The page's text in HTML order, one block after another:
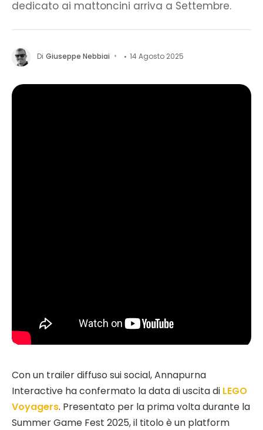
dedicato ai mattoncini arriva a Settembre.
Di Giuseppe Nebbiai 14 Agosto 2025
Con un trailer diffuso sui social, Annapurna
Interactive ha confermato la data di uscita di LEGO
Voyagers. Presentato per la prima volta durante la
Summer Game Fest 2025, il titolo è un platform